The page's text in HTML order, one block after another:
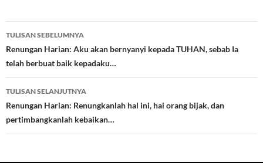
Navigasi
Tulisan
TULISAN SEBELUMNYA
Renungan Harian: Aku akan bernyanyi kepada TUHAN, sebab Ia
telah berbuat baik kepadaku…
TULISAN SELANJUTNYA
Renungan Harian: Renungkanlah hal ini, hai orang bijak, dan
pertimbangkanlah kebaikan…